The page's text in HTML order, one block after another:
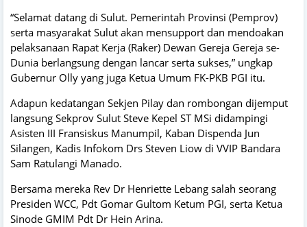
“Selamat datang di Sulut. Pemerintah Provinsi (Pemprov)
serta masyarakat Sulut akan mensupport dan mendoakan
pelaksanaan Rapat Kerja (Raker) Dewan Gereja Gereja se-
Dunia berlangsung dengan lancar serta sukses,” ungkap
Gubernur Olly yang juga Ketua Umum FK-PKB PGI itu.
Adapun kedatangan Sekjen Pilay dan rombongan dijemput
langsung Sekprov Sulut Steve Kepel ST MSi didampingi
Asisten III Fransiskus Manumpil, Kaban Dispenda Jun
Silangen, Kadis Infokom Drs Steven Liow di VVIP Bandara
Sam Ratulangi Manado.
Bersama mereka Rev Dr Henriette Lebang salah seorang
Presiden WCC, Pdt Gomar Gultom Ketum PGI, serta Ketua
Sinode GMIM Pdt Dr Hein Arina.